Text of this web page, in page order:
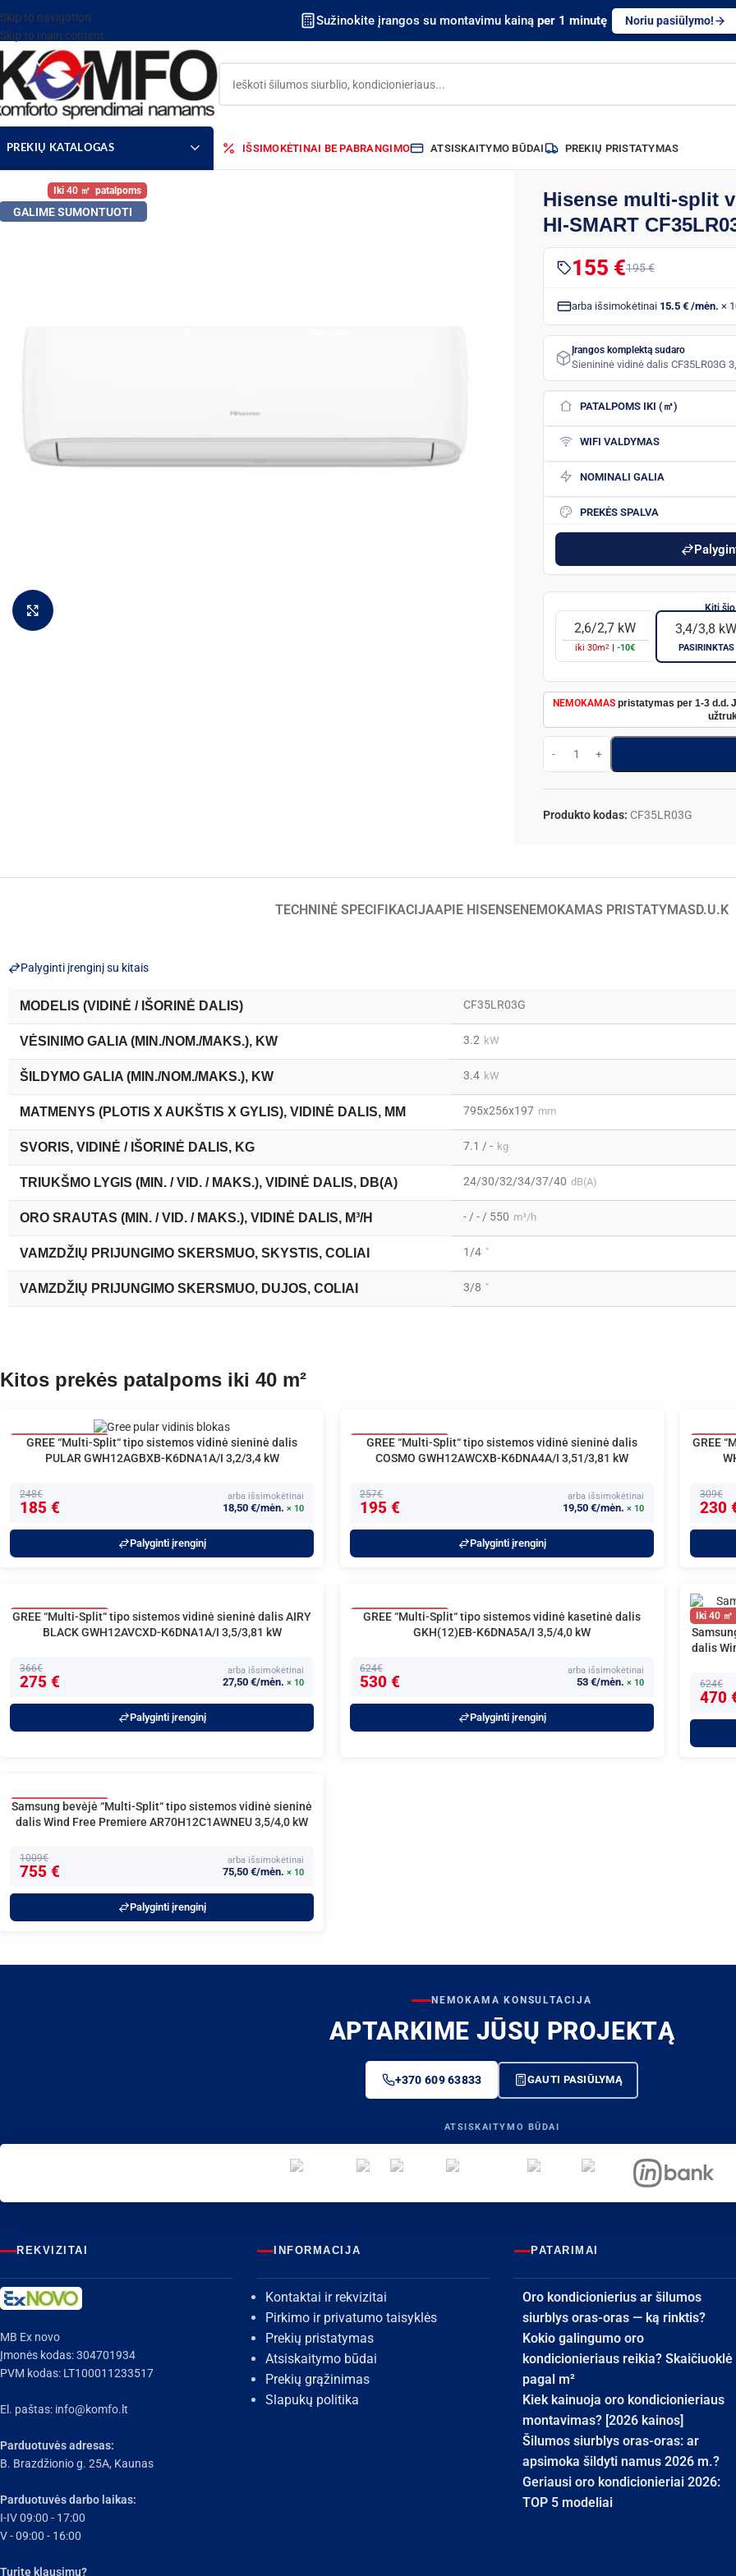
Skip to navigation
Skip to main content
Sužinokite įrangos su montavimu kainą per 1 minutę Noriu pasiūlymo!
PREKIŲ KATALOGAS IŠSIMOKĖTINAI BE PABRANGIMO ATSISKAITYMO BŪDAI PREKIŲ PRISTATYMAS
40
GALIME SUMONTUOTI
Hisense multi-split
HI-SMART
155 €195 €
arba išsimokėtinai 15.5 € /mėn. ×
Įrangos komplektą sudaro
Sienininė vidinė dalis CF35LR03G
PATALPOMS IKI (㎡)
WIFI VALDYMAS
NOMINALI GALIA
PREKĖS SPALVA
2,6/2,7 kW
iki30m2 -10€
3,4/3,8 kW
PASIRINKTAS
NEMOKAMAS pristatymas per 1-3 d.d.
Produkto kodas: CF35LR03G
TECHNINĖ SPECIFIKACIJAAPIE HISENSENEMOKAMAS PRISTATYMAS D.U.K
Palyginti įrenginį su kitais
MODELIS (VIDINĖ / IŠORINĖ DALIS) CF35LR03G
VĖSINIMO GALIA (MIN./NOM./MAKS.), KW 3.2 kW
ŠILDYMO GALIA (MIN./NOM./MAKS.), KW 3.4 kW
MATMENYS (PLOTIS X AUKŠTIS X GYLIS), VIDINĖ DALIS, MM 795x256x197 mm
SVORIS, VIDINĖ / IŠORINĖ DALIS, KG 7.1 / - kg
TRIUKŠMO LYGIS (MIN. / VID. / MAKS.), VIDINĖ DALIS, DB(A) 24/30/32/34/37/40 dB(A)
ORO SRAUTAS (MIN. / VID. / MAKS.), VIDINĖ DALIS, M³/H - / - / 550 m³/h
VAMZDŽIŲ PRIJUNGIMO SKERSMUO, SKYSTIS, COLIAI 1/4 "
VAMZDŽIŲ PRIJUNGIMO SKERSMUO, DUJOS, COLIAI 3/8 "
Kitos prekės patalpoms iki 40 m²
40
GREE “Multi-Split“ tipo sistemos vidinė sieninė dalis
PULAR GWH12AGBXB-K6DNA1A/I 3,2/3,4 kW
248€
185 €
arba išsimokėtinai
18,50 €/mėn. × 10
Palyginti įrenginį
40
GREE “Multi-Split“ tipo sistemos vidinė sieninė dalis
COSMO GWH12AWCXB-K6DNA4A/I 3,51/3,81 kW
257€
195 €
arba išsimokėtinai
19,50 €/mėn. × 10
Palyginti įrenginį
40
GREE
309€
230
40
GREE “Multi-Split“ tipo sistemos vidinė sieninė dalis AIRY
BLACK GWH12AVCXD-K6DNA1A/I 3,5/3,81 kW
366€
275 €
arba išsimokėtinai
27,50 €/mėn. × 10
Palyginti įrenginį
40
GREE “Multi-Split“ tipo sistemos vidinė kasetinė dalis
GKH(12)EB-K6DNA5A/I 3,5/4,0 kW
624€
530 €
arba išsimokėtinai
53 €/mėn. × 10
Palyginti įrenginį
40
dalis
624€
470
40
Samsung bevėjė “Multi-Split“ tipo sistemos vidinė sieninė
dalis Wind Free Premiere AR70H12C1AWNEU 3,5/4,0 kW
1009€
755 €
arba išsimokėtinai
75,50 €/mėn. × 10
Palyginti įrenginį
NEMOKAMA KONSULTACIJA
APTARKIME JŪSŲ PROJEKTĄ
+370 609 63833 GAUTI PASIŪLYMĄ
ATSISKAITYMO BŪDAI
REKVIZITAI
MB Ex novo
Įmonės kodas: 304701934
PVM kodas: LT100011233517
El. paštas: info@komfo.lt
Parduotuvės adresas:
B. Brazdžionio g. 25A, Kaunas
Parduotuvės darbo laikas:
I-IV 09:00 - 17:00
V - 09:00 - 16:00
Turite klausimų?
INFORMACIJA
Kontaktai ir rekvizitai
Pirkimo ir privatumo taisyklės
Prekių pristatymas
Atsiskaitymo būdai
Prekių grąžinimas
Slapukų politika
PATARIMAI
Oro kondicionierius ar šilumos
siurblys oras-oras — ką rinktis?
Kokio galingumo oro
kondicionieriaus reikia? Skaičiuoklė
pagal m²
Kiek kainuoja oro kondicionieriaus
montavimas? [2026 kainos]
Šilumos siurblys oras-oras: ar
apsimoka šildyti namus 2026 m.?
Geriausi oro kondicionieriai 2026:
TOP 5 modeliai